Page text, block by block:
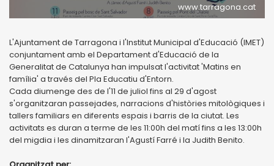
www.tarragona.cat
L'Ajuntament de Tarragona i l'Institut Municipal d'Educació (IMET)
conjuntament amb el Departament d'Educació de la
Generalitat de Catalunya han impulsat l'activitat 'Matins en
família' a través del Pla Educatiu d'Entorn.
Cada diumenge des de l'11 de juliol fins al 29 d'agost
s'organitzaran passejades, narracions d'històries mitològiques i
tallers familiars en diferents espais i barris de la ciutat. Les
activitats es duran a terme de les 11:00h del matí fins a les 13:00h
del migdia i les dinamitzaran l'Agustí Farré i la Judith Benito.